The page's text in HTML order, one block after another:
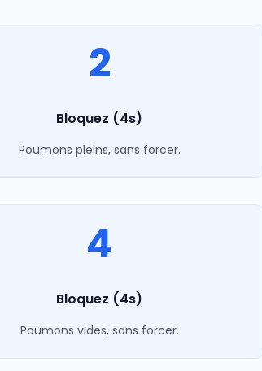
2
Bloquez (4s)
Poumons pleins, sans forcer.
4
Bloquez (4s)
Poumons vides, sans forcer.